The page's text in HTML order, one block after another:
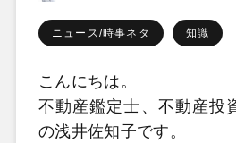
ニュース/時事ネタ 知識
こんにちは。
不動産鑑定士、不動産投
の浅井佐知子です。